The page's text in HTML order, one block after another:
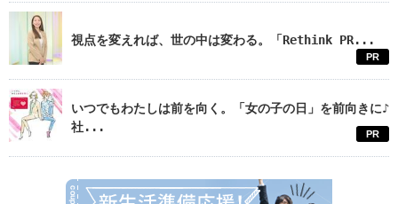
視点を変えれば、世の中は変わる。「Rethink PR...
PR
いつでもわたしは前を向く。「女の子の日」を前向きに♪
社...
PR